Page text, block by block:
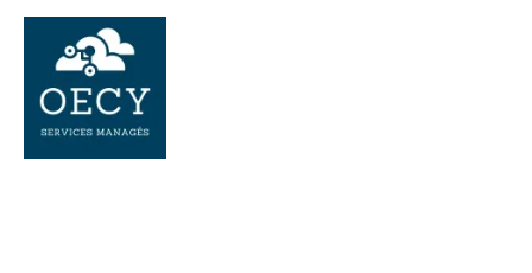
Aller
contenu